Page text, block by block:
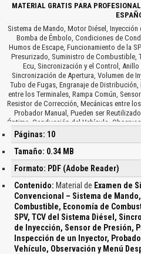
MATERIAL GRATIS PARA
Sistema de Mando, Motor Diésel,
Bomba de Émbolo, Condiciones de
Humos de Escape, Funcionamiento de la
Presurizado, Suministro de Combustible,
Ecu, Sincronización y el Control,
Sincronización de Apertura, Volumen de
Tubo de Fugas, Engranaje de
entre los Terminales, Rampa Común,
Resistor de Corrección, Mecánicas entre
Probador Manual, Pueden ser
Óptima, Conducción del Vehículo,
Páginas: 10
Tamaño: 0.34 MB
Formato: PDF (Adobe Reader)
Contenido: Material de Examen de
Convencional – Sistema de
Combustible, Economía de
SPV, TCV del Sistema Diésel,
de Inyección, Sensor de Presión,
Inspección de un Inyector,
Vehículo, Observación y Menú